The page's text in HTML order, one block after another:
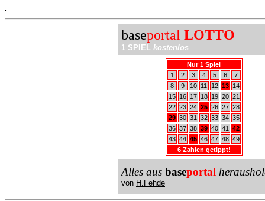
baseportal LOTTO
1 SPIEL kostenlos
Nur 1 Spiel
1
2 3 4 5 6
7
8
9 10 11 12 13
14
15
16 17 18 19 20 21
22 23 24 25 26 27 28
29 30 31 32 33 34 35
36 37 38 39 40 41
42
43 44 45 46 47 48 49
6 Zahlen getippt!
Alles aus baseportal
von H.Fehde